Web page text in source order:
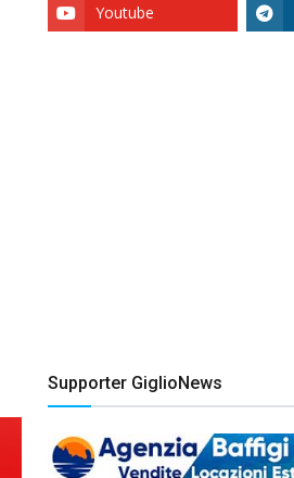
Youtube
Supporter GiglioNews